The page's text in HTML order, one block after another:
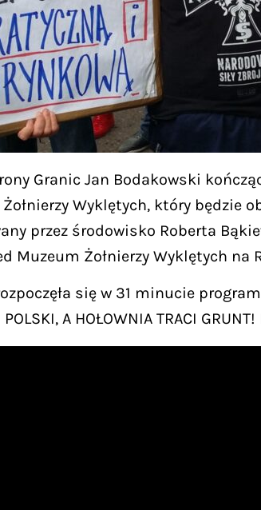
Granic Jan Bodakowski
Wyklętych, który będzie
przez środowisko Roberta
Muzeum Żołnierzy Wyklętych na
się w 31 minucie
POLSKI, A HOŁOWNIA TRACI